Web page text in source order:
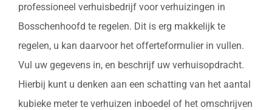
professioneel verhuisbedrijf voor verhuizingen in
Bosschenhoofd te regelen. Dit is erg makkelijk te
regelen, u kan daarvoor het offerteformulier in vullen.
Vul uw gegevens in, en beschrijf uw verhuisopdracht.
Hierbij kunt u denken aan een schatting van het aantal
kubieke meter te verhuizen inboedel of het omschrijven